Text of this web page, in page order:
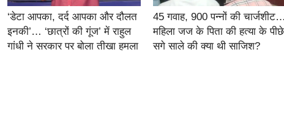
‘डेटा आपका, दर्द आपका और दौलत
इनकी’… ‘छात्रों की गूंज’ में राहुल
गांधी ने सरकार पर बोला तीखा हमला
45 गवाह, 900 पन्नों की चार्जशीट…
महिला जज के पिता की हत्या के पीछे
सगे साले की क्या थी साजिश?